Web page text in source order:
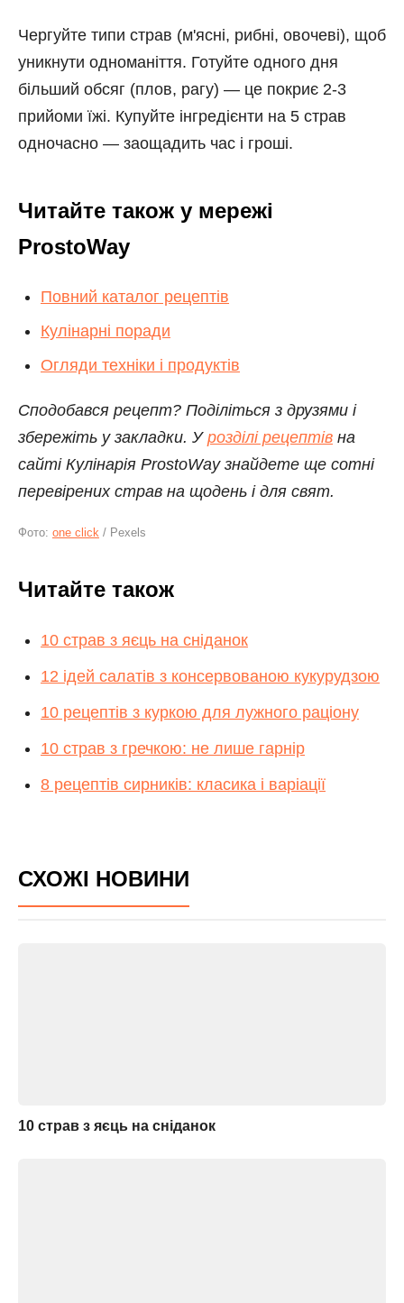
Чергуйте типи страв (м'ясні, рибні, овочеві), щоб
уникнути одноманіття. Готуйте одного дня
більший обсяг (плов, рагу) — це покриє 2-3
прийоми їжі. Купуйте інгредієнти на 5 страв
одночасно — заощадить час і гроші.
Читайте також у мережі
ProstoWay
Повний каталог рецептів
Кулінарні поради
Огляди техніки і продуктів
Сподобався рецепт? Поділіться з друзями і
збережіть у закладки. У розділі рецептів на
сайті Кулінарія ProstoWay знайдете ще сотні
перевірених страв на щодень і для свят.
Фото: one click / Pexels
Читайте також
10 страв з яєць на сніданок
12 ідей салатів з консервованою кукурудзою
10 рецептів з куркою для лужного раціону
10 страв з гречкою: не лише гарнір
8 рецептів сирників: класика і варіації
СХОЖІ НОВИНИ
10 страв з яєць на сніданок